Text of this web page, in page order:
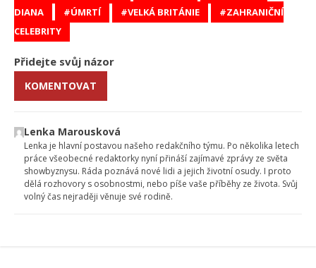
DIANA
ÚMRTÍ VELKÁ BRITÁNIE
ZAHRANIČNÍ
CELEBRITY
Přidejte svůj názor
KOMENTOVAT
Lenka Marousková
Lenka je hlavní postavou našeho redakčního týmu. Po několika letech
práce všeobecné redaktorky nyní přináší zajímavé zprávy ze světa
showbyznysu. Ráda poznává nové lidi a jejich životní osudy. I proto
dělá rozhovory s osobnostmi, nebo píše vaše příběhy ze života. Svůj
volný čas nejraději věnuje své rodině.